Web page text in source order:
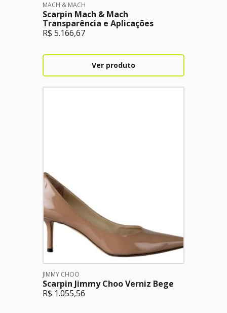
MACH & MACH
Scarpin Mach & Mach
Transparência e Aplicações
R$ 5.166,67
Ver produto
JIMMY CHOO
Scarpin Jimmy Choo Verniz Bege
R$ 1.055,56